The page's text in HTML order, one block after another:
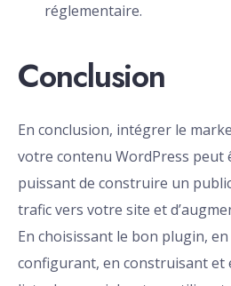
réglementaire.
Conclusion
En conclusion, intégrer le
votre contenu WordPress peut
puissant de construire un
trafic vers votre site et
En choisissant le bon plugin,
configurant, en construisant et